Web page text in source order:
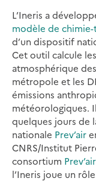
L’Ineris a
modèle de chimie-
d’un dispositif
Cet outil calcule
atmosphérique
métropole et les
émissions
météorologiques.
quelques jours de
nationale Prev’air
CNRS/Institut
consortium Prev’air
l’Ineris joue un